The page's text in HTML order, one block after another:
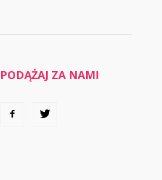
PODĄŻAJ ZA NAMI